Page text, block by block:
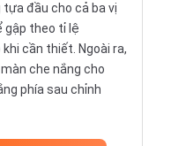
đầu cho cả ba vị
gập theo tỉ lệ
cần thiết. Ngoài ra,
che nắng cho
phía sau chỉnh